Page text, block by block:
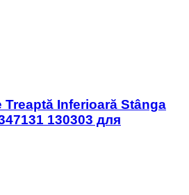
Inferioară Stânga
130303 для